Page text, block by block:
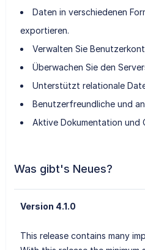
Daten in verschiedenen
exportieren.
Verwalten Sie
Überwachen Sie den
Unterstützt relationale
Benutzerfreundliche und
Aktive Dokumentation und
Was gibt's Neues?
Version 4.1.0
This release contains many